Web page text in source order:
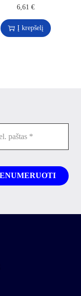
6,61 €
Į krepšelį